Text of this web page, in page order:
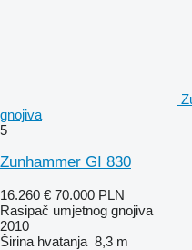
gnojiva
5
Zunhammer GI 830
16.260 € 70.000 PLN
Rasipač umjetnog gnojiva
2010
Širina hvatanja 8,3 m